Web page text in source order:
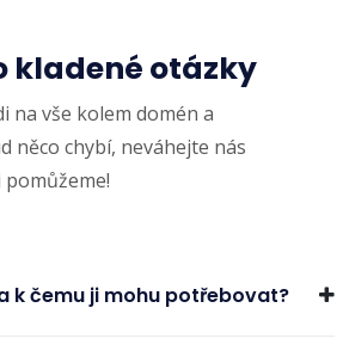
kladené otázky
na vše kolem domén a
něco chybí, neváhejte nás
k čemu ji mohu potřebovat?